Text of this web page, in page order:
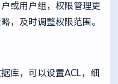
或用户组，权限管理更
，及时调整权限范围。
库，可以设置ACL，细